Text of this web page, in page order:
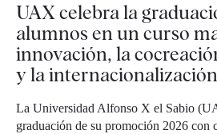
UAX celebra la
alumnos en un curso
innovación, la
y la internacionalización
La Universidad Alfonso X el Sabio
graduación de su promoción 2026 con